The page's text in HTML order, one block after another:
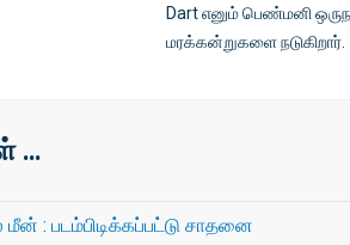
Dart எனும் பெண்மனி
மரக்கன்றுகளை நடுகிறார்.
…
: படம்பிடிக்கப்பட்டு சாதனை